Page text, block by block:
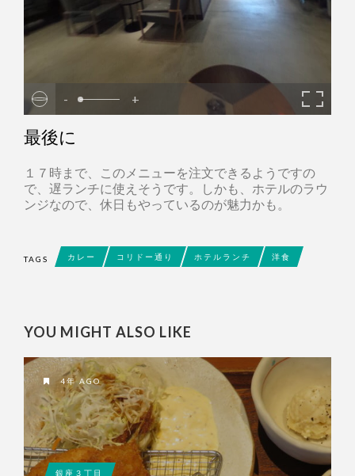
- +
最後に
１７時まで、このメニューを注文できるようですの
で、遅ランチに使えそうです。しかも、ホテルのラウ
ンジなので、休日もやっているのが魅力かも。
TAGS カレー コリドー通り ホテルランチ 洋食
YOU MIGHT ALSO LIKE
4年 AGO
銀座３丁目